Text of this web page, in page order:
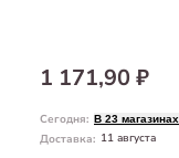
1 171,90 ₽
Сегодня: В 23 магазинах
Доставка: 11 августа